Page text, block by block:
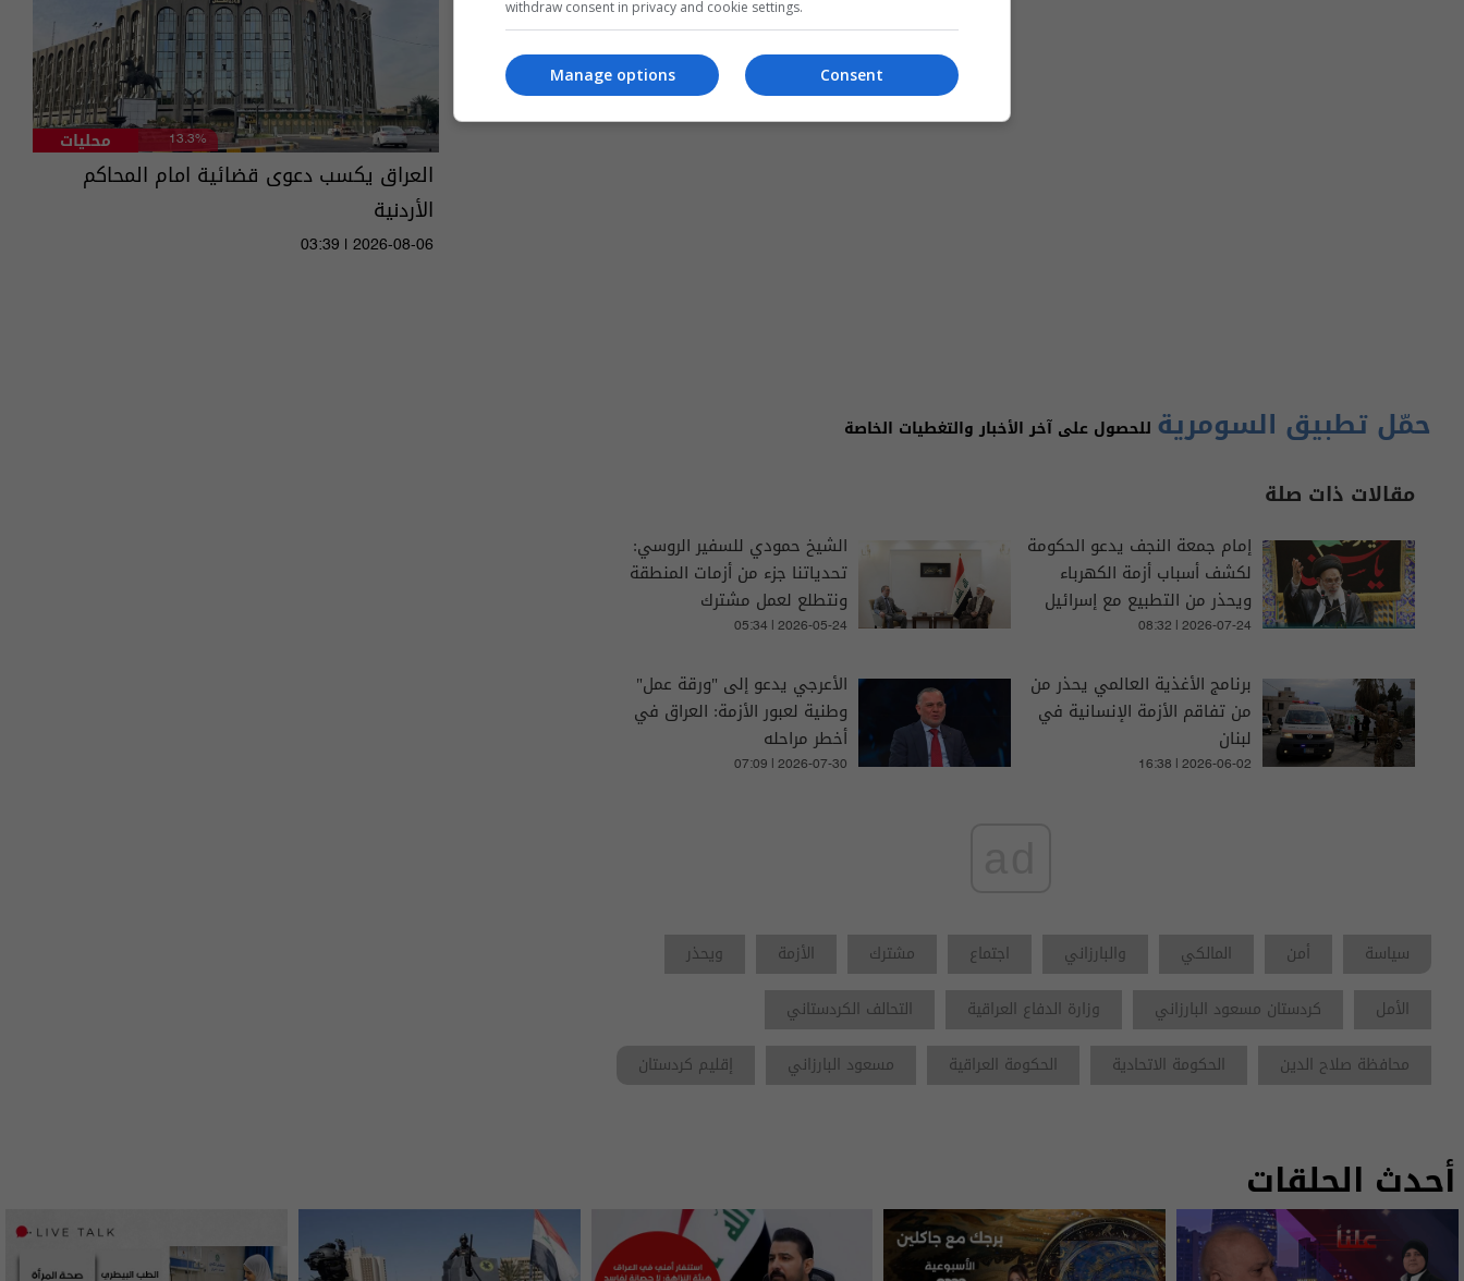
حمّل تطبيق السومرية للحصول على آخر الأخبار والتغطيات الخاصة
مقالات ذات صلة
إمام جمعة النجف يدعو الحكومة
لكشف أسباب أزمة الكهرباء
ويحذر من التطبيع مع إسرائيل
08:32 | 2026-07-24
الشيخ حمودي للسفير الروسي:
تحدياتنا جزء من أزمات المنطقة
ونتطلع لعمل مشترك
05:34 | 2026-05-24
برنامج الأغذية العالمي يحذر من
من تفاقم الأزمة الإنسانية في
لبنان
16:38 | 2026-06-02
الأعرجي يدعو إلى "ورقة عمل"
وطنية لعبور الأزمة: العراق في
أخطر مراحله
07:09 | 2026-07-30
سياسة أمن المالكي والبارزاني اجتماع مشترك الأزمة
ويحذر
الأمل
كردستان مسعود البارزاني وزارة الدفاع العراقية
التحالف الكردستاني
محافظة صلاح الدين
الحكومة الاتحادية الحكومة العراقية مسعود البارزاني إقليم كردستان
محليات 13.3%
العراق يكسب دعوى قضائية امام المحاكم
الأردنية
03:39 | 2026-08-06
أحدث الحلقات
withdraw consent in privacy and cookie settings.
Consent
Manage options